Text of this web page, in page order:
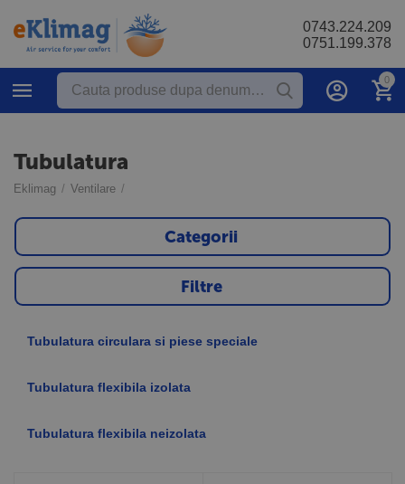
0743.224.209
0751.199.378
0
Tubulatura
Eklimag / Ventilare /
Categorii
Filtre
Tubulatura circulara si piese speciale
Tubulatura flexibila izolata
Tubulatura flexibila neizolata